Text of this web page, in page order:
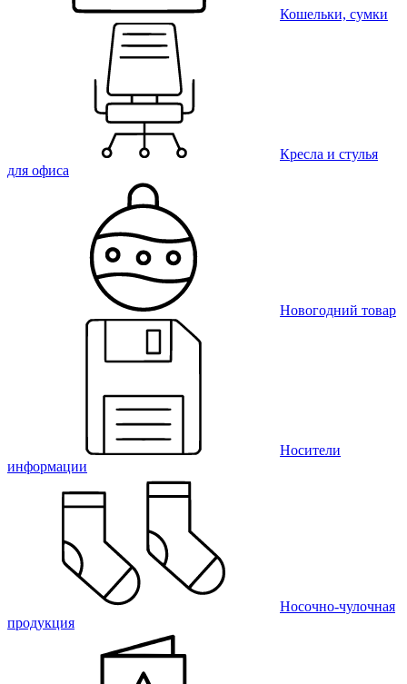
Кошельки, сумки
Кресла и стулья
для офиса
Новогодний товар
Носители
информации
Носочно-чулочная
продукция